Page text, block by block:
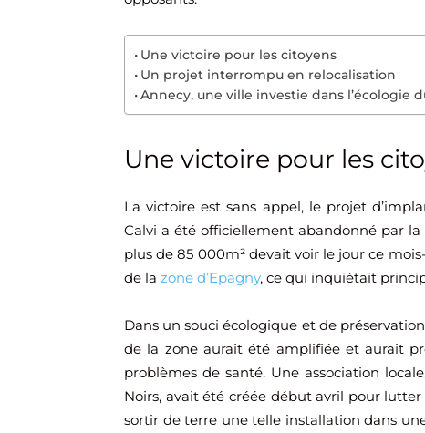
Une victoire pour les citoyens
Un projet interrompu en relocalisation
Annecy, une ville investie dans l’écologie
Une victoire pour les
La victoire est sans appel, le projet
Calvi a été officiellement abandonné par
plus de 85 000m² devait voir le jour ce
de la zone d’Epagny, ce qui inquiétait
Dans un souci écologique et de
de la zone aurait été amplifiée et aurait
problèmes de santé. Une association
Noirs, avait été créée début avril pour
sortir de terre une telle installation dans